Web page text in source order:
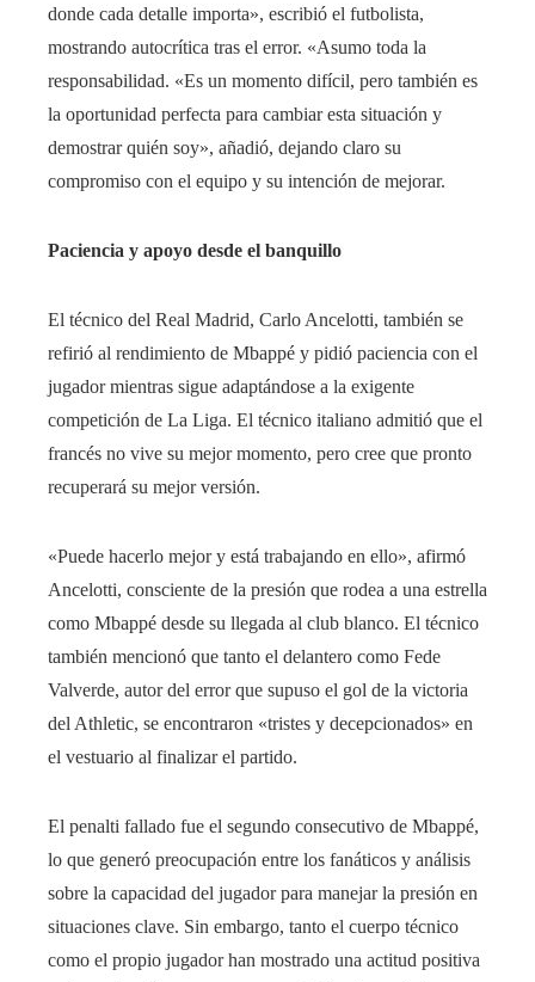
donde cada detalle importa», escribió el futbolista,
mostrando autocrítica tras el error. «Asumo toda la
responsabilidad. «Es un momento difícil, pero también es
la oportunidad perfecta para cambiar esta situación y
demostrar quién soy», añadió, dejando claro su
compromiso con el equipo y su intención de mejorar.
Paciencia y apoyo desde el banquillo
El técnico del Real Madrid, Carlo Ancelotti, también se
refirió al rendimiento de Mbappé y pidió paciencia con el
jugador mientras sigue adaptándose a la exigente
competición de La Liga. El técnico italiano admitió que el
francés no vive su mejor momento, pero cree que pronto
recuperará su mejor versión.
«Puede hacerlo mejor y está trabajando en ello», afirmó
Ancelotti, consciente de la presión que rodea a una estrella
como Mbappé desde su llegada al club blanco. El técnico
también mencionó que tanto el delantero como Fede
Valverde, autor del error que supuso el gol de la victoria
del Athletic, se encontraron «tristes y decepcionados» en
el vestuario al finalizar el partido.
El penalti fallado fue el segundo consecutivo de Mbappé,
lo que generó preocupación entre los fanáticos y análisis
sobre la capacidad del jugador para manejar la presión en
situaciones clave. Sin embargo, tanto el cuerpo técnico
como el propio jugador han mostrado una actitud positiva